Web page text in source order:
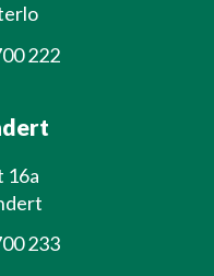
222
16a
233